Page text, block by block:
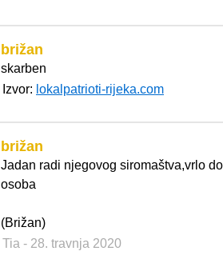
brižan
skarben
Izvor: lokalpatrioti-rijeka.com
brižan
Jadan radi njegovog siromaštva,vrlo
osoba
(Brižan)
Tia - 28. travnja 2020